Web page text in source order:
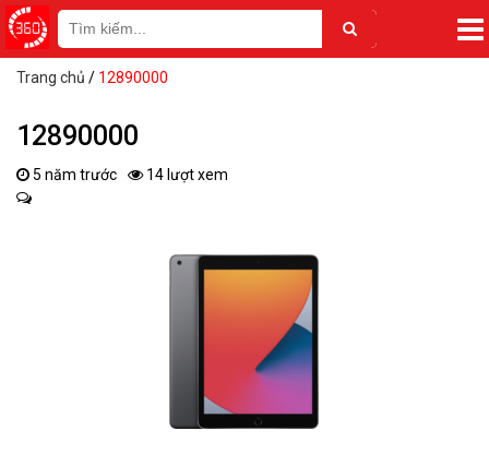
Trang chủ / 12890000
12890000
5 năm trước 14 lượt xem